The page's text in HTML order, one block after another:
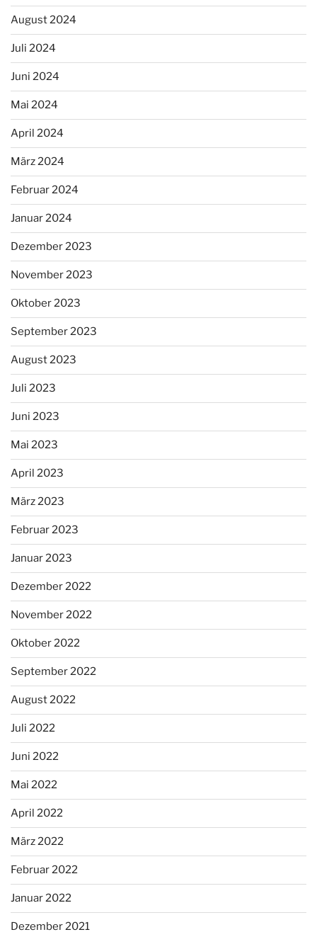
August 2024
Juli 2024
Juni 2024
Mai 2024
April 2024
März 2024
Februar 2024
Januar 2024
Dezember 2023
November 2023
Oktober 2023
September 2023
August 2023
Juli 2023
Juni 2023
Mai 2023
April 2023
März 2023
Februar 2023
Januar 2023
Dezember 2022
November 2022
Oktober 2022
September 2022
August 2022
Juli 2022
Juni 2022
Mai 2022
April 2022
März 2022
Februar 2022
Januar 2022
Dezember 2021